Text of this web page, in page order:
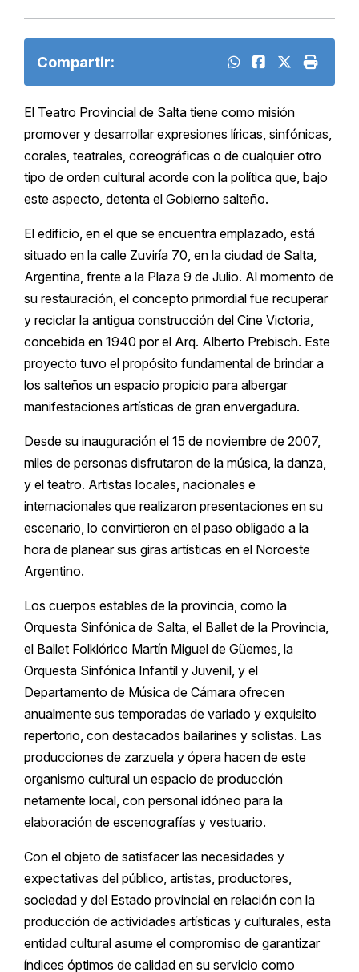
Compartir:
El Teatro Provincial de Salta tiene como misión
promover y desarrollar expresiones líricas, sinfónicas,
corales, teatrales, coreográficas o de cualquier otro
tipo de orden cultural acorde con la política que, bajo
este aspecto, detenta el Gobierno salteño.
El edificio, en el que se encuentra emplazado, está
situado en la calle Zuviría 70, en la ciudad de Salta,
Argentina, frente a la Plaza 9 de Julio. Al momento de
su restauración, el concepto primordial fue recuperar
y reciclar la antigua construcción del Cine Victoria,
concebida en 1940 por el Arq. Alberto Prebisch. Este
proyecto tuvo el propósito fundamental de brindar a
los salteños un espacio propicio para albergar
manifestaciones artísticas de gran envergadura.
Desde su inauguración el 15 de noviembre de 2007,
miles de personas disfrutaron de la música, la danza,
y el teatro. Artistas locales, nacionales e
internacionales que realizaron presentaciones en su
escenario, lo convirtieron en el paso obligado a la
hora de planear sus giras artísticas en el Noroeste
Argentino.
Los cuerpos estables de la provincia, como la
Orquesta Sinfónica de Salta, el Ballet de la Provincia,
el Ballet Folklórico Martín Miguel de Güemes, la
Orquesta Sinfónica Infantil y Juvenil, y el
Departamento de Música de Cámara ofrecen
anualmente sus temporadas de variado y exquisito
repertorio, con destacados bailarines y solistas. Las
producciones de zarzuela y ópera hacen de este
organismo cultural un espacio de producción
netamente local, con personal idóneo para la
elaboración de escenografías y vestuario.
Con el objeto de satisfacer las necesidades y
expectativas del público, artistas, productores,
sociedad y del Estado provincial en relación con la
producción de actividades artísticas y culturales, esta
entidad cultural asume el compromiso de garantizar
índices óptimos de calidad en su servicio como